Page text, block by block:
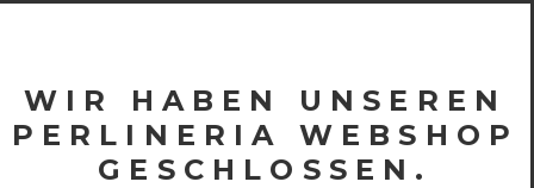
WIR HABEN UNSEREN
PERLINERIA WEBSHOP
GESCHLOSSEN.